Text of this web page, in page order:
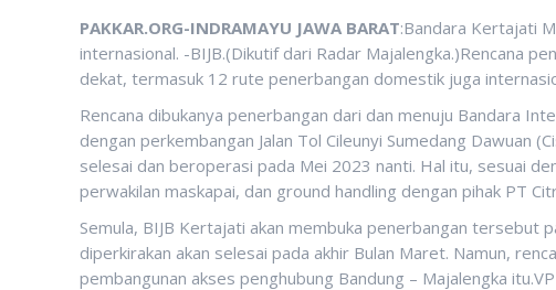
PAKKAR.ORG-INDRAMAYU JAWA BARAT:Bandara Kertajati
internasional. -BIJB.(Dikutif dari Radar Majalengka.)Rencana
dekat, termasuk 12 rute penerbangan domestik juga
Rencana dibukanya penerbangan dari dan menuju Bandara
dengan perkembangan Jalan Tol Cileunyi Sumedang Dawuan
selesai dan beroperasi pada Mei 2023 nanti. Hal itu, sesuai
perwakilan maskapai, dan ground handling dengan pihak PT
Semula, BIJB Kertajati akan membuka penerbangan tersebut
diperkirakan akan selesai pada akhir Bulan Maret. Namun,
pembangunan akses penghubung Bandung – Majalengka